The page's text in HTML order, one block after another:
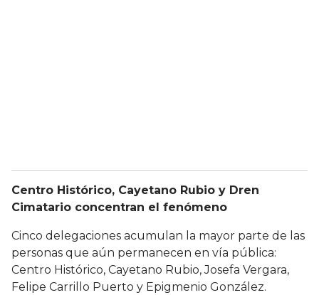
Centro Histórico, Cayetano Rubio y Dren
Cimatario concentran el fenómeno
Cinco delegaciones acumulan la mayor parte de las
personas que aún permanecen en vía pública:
Centro Histórico, Cayetano Rubio, Josefa Vergara,
Felipe Carrillo Puerto y Epigmenio González.